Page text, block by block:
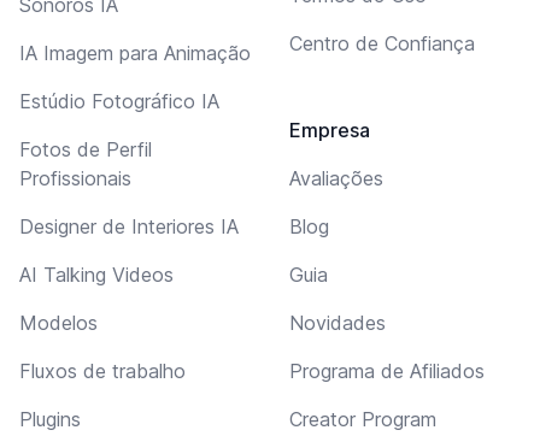
IA Imagem para Animação
Estúdio Fotográfico IA
Fotos de Perfil
Profissionais
Designer de Interiores IA
AI Talking Videos
Modelos
Fluxos de trabalho
Plugins
Centro de Confiança
Empresa
Avaliações
Blog
Guia
Novidades
Programa de Afiliados
Creator Program